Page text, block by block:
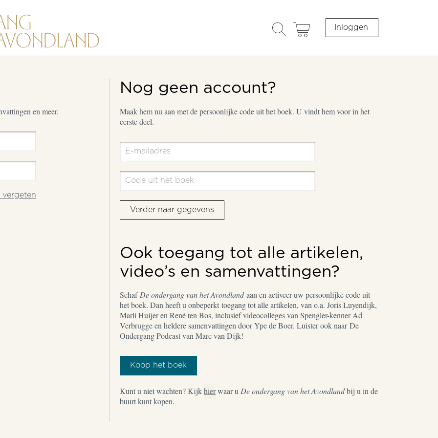
search
opener
cart Inloggen
en meer.
Nog geen account?
Maak hem nu aan met de persoonlijke code uit het boek. U vindt hem voor in het
eerste deel.
Verder naar gegevens
Ook toegang tot alle artikelen,
video’s en samenvattingen?
Schaf De ondergang van het Avondlandaan en activeer uw persoonlijke code uit
het boek. Dan heeft u onbeperkt toegang tot alle artikelen, van o.a. Joris Luyendijk,
Marli Huijer en René ten Bos, inclusief videocolleges van Spengler-kenner Ad
Verbrugge en heldere samenvattingen door Ype de Boer. Luister ook naar De
Ondergang Podcast van Marc van Dijk!
Koop het boek
Kunt u niet wachten? Kijkhierwaar u De ondergang van het Avondlandbij u in de
buurt kunt kopen.